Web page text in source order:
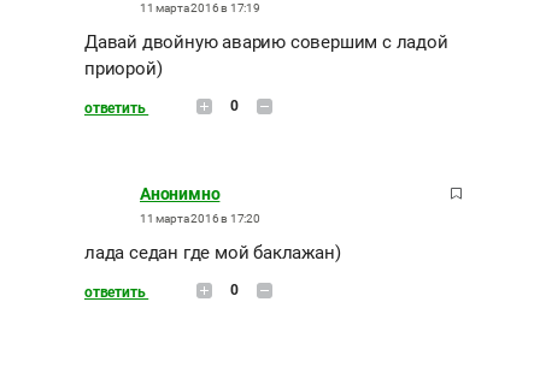
11 марта 2016 в 17:19
Давай двойную аварию совершим с ладой
приорой)
ответить 0
Анонимно
11 марта 2016 в 17:20
лада седан где мой баклажан)
ответить 0